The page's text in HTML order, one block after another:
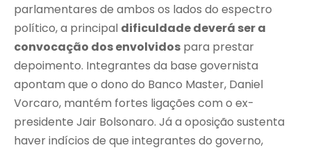
parlamentares de ambos os lados do espectro
político, a principal dificuldade deverá ser a
convocação dos envolvidos para prestar
depoimento. Integrantes da base governista
apontam que o dono do Banco Master, Daniel
Vorcaro, mantém fortes ligações com o ex-
presidente Jair Bolsonaro. Já a oposição sustenta
haver indícios de que integrantes do governo,